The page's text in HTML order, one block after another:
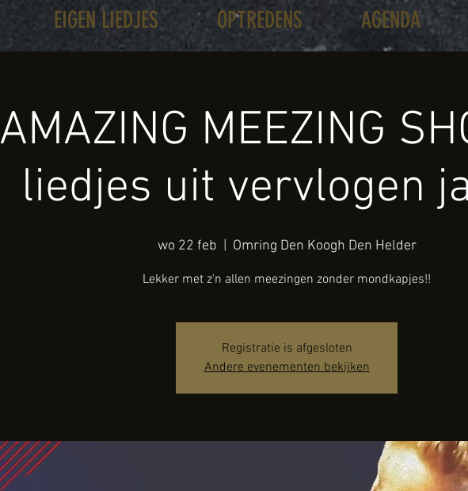
EIGEN LIEDJES OPTREDENS AGENDA
AMAZING MEEZING
liedjes uit vervlogen
wo 22 feb Omring Den Koogh Den Helder
Lekker met z'n allen meezingen zonder mondkapjes!!
Registratie is afgesloten
Andere evenementen bekijken